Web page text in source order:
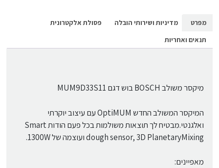
מפרט מדיניות ושירותי הובלה
פסולת אלקטרונית
תנאים ואחריות
מיקסר משולב BOSCH בוש דגם MUM9D33S11
המיקסר המשולב החדש OptiMUM עם עיצוב יוקרתי
ואלגנטי.מבטיח לך תוצאות משולמות בכל פעם הודות Smart
dough sensor, 3D PlanetaryMixing ועוצמה של 1300W.
מאפיינים: